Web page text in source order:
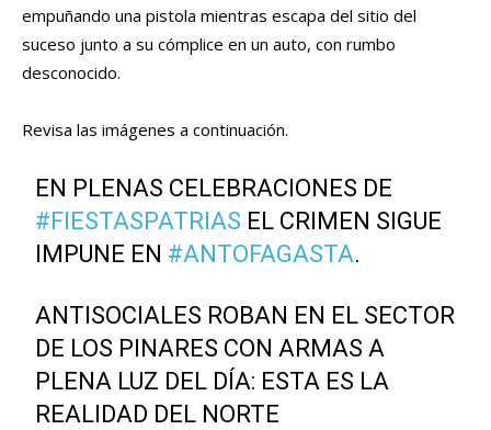
empuñando una pistola mientras escapa del sitio del
suceso junto a su cómplice en un auto, con rumbo
desconocido.
Revisa las imágenes a continuación.
EN PLENAS CELEBRACIONES DE
#FIESTASPATRIAS EL CRIMEN SIGUE
IMPUNE EN #ANTOFAGASTA.
ANTISOCIALES ROBAN EN EL SECTOR
DE LOS PINARES CON ARMAS A
PLENA LUZ DEL DÍA: ESTA ES LA
REALIDAD DEL NORTE